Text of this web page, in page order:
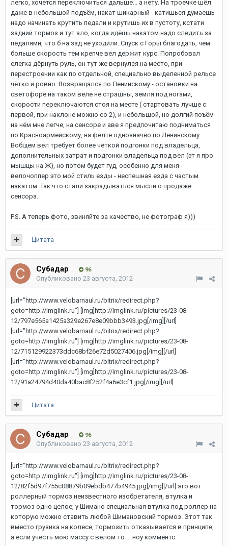
легко, хочется переключиться дальше... а нету. На троечке шёл
даже в небольшой подъём, накат шикарный - катишься думаешь
надо начинать крутить педали и крутишь их в пустоту, кстати
задний тормоз и тут зло, когда идёшь накатом надо следить за
педалями, что б на зад не уходили. Спуск с Горы благодать, чем
больше скорость тем крепче вел держит курс. Попробовал
слегка дёрнуть руль, он тут же вернулся на место, при
перестроении как по отдельной, специально выделенной рельсе
чётко и ровно. Возвращался по Ленинскому - остановки на
светофоре на таком веле не страшны, земля под ногами,
скорости переключаются стоя на месте ( стартовать лучше с
первой, при наклоне можно со 2), и небольшой, но долгий поъём
на нём мне легче, на сенсоре и аве я предпочитаю подниматься
по Красноармейскому, на фелте однозначно по Ленинскому.
Вобщем вел требует более чёткой подгонки под владельца,
дополнительных затрат и подгонки владельца под вел (эт я про
мышцы на Ж), но потом будет гуд, особенно для меня -
велочоппер это мой стиль езды - неспешная езда с частым
накатом. Так что стали закрадываться мысли о продаже
сенсора.
P.S. А теперь фото, звиняйте за качество, не фотограф я)))
Цитата
Субадаp 96
Опубликовано 23 августа, 2012
[url="http://www.velobarnaul.ru/bitrix/redirect.php?
goto=http://imglink.ru"] [img]http://imglink.ru/pictures/23-08-
12/797e565a1425a329e267e8e09bbb3493.jpg[/img][/url]
[url="http://www.velobarnaul.ru/bitrix/redirect.php?
goto=http://imglink.ru"] [img]http://imglink.ru/pictures/23-08-
12/715129922373ddc68bf26e72d5027406.jpg[/img][/url]
[url="http://www.velobarnaul.ru/bitrix/redirect.php?
goto=http://imglink.ru"] [img]http://imglink.ru/pictures/23-08-
12/91a24794d40da40bac8f252f4a6e3cf1.jpg[/img][/url]
Цитата
Субадаp 96
Опубликовано 23 августа, 2012
[url="http://www.velobarnaul.ru/bitrix/redirect.php?
goto=http://imglink.ru"] [img]http://imglink.ru/pictures/23-08-
12/82f5d97f755c08879b09ebdb477b4945.jpg[/img][/url] это вот
роллерный тормоз неизвестного изобретателя, втулка и
тормоз одно целое, у Шимано специальная втулка под роллер на
которую можно ставить любой Шимановский тормоз. Этот так
вместо грузика на колесе, тормозить отказывается в принципе,
а если учесть мою массу с велом то ... ноу комментс.